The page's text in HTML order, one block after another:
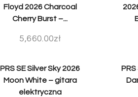
Floyd 2026 Charcoal
Cherry Burst –...
5,660.00zł
PRS SE Silver Sky 2026
Moon White – gitara
elektryczna